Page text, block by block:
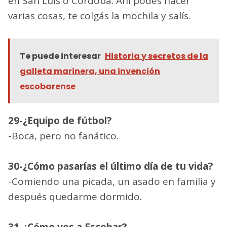
varias cosas, te colgás la mochila y salís.
Te puede interesar Historia y secretos de la
galleta marinera, una invención
escobarense
29-¿Equipo de fútbol?
-Boca, pero no fanático.
30-¿Cómo pasarías el último día de tu vida?
-Comiendo una picada, un asado en familia y
después quedarme dormido.